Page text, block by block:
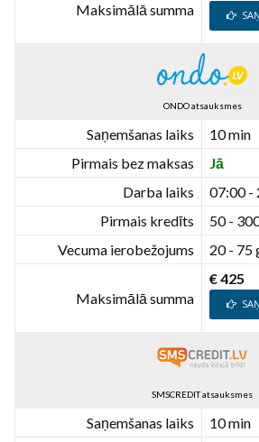
Maksimālā summa
ONDO atsauksmes
Saņemšanas laiks
10 min
Pirmais bez maksas
Jā
Darba laiks
07:00 -
Pirmais kredīts
50 -
Vecuma ierobežojums
20 - 75
Maksimālā summa
€ 425
SMSCREDIT atsauksmes
Saņemšanas laiks
10 min